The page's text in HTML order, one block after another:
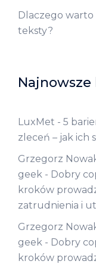
Dlaczego
teksty?
LuxMet - 5
zleceń – jak ich
Grzegorz
geek - Dobry
kroków
zatrudnienia i
Grzegorz
geek - Dobry
kroków